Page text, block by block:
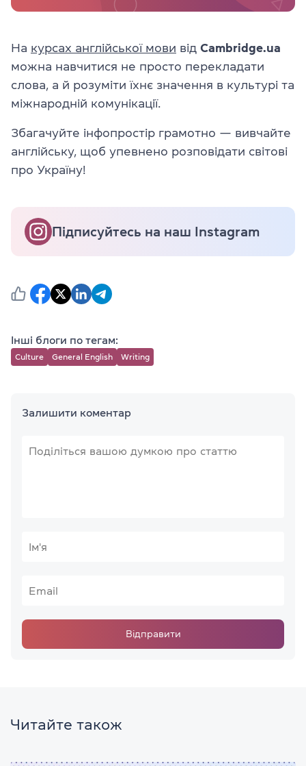
На курсах англійської мови від Cambridge.ua
можна навчитися не просто перекладати
слова, а й розуміти їхнє значення в культурі та
міжнародній комунікації.
Збагачуйте інфопростір грамотно — вивчайте
англійську, щоб упевнено розповідати світові
про Україну!
Підписуйтесь на наш Instagram
Інші блоги по тегам:
Culture General English Writing
Залишити коментар
Відправити
Читайте також